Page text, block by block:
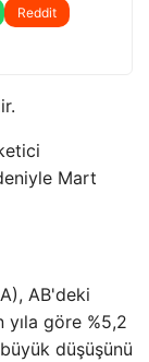
Reddit
Mart
AB'deki
yıla göre %5,2
düşüşünü